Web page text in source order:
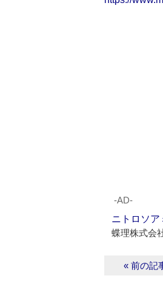
‐AD‐
ニトロソ
蝶理株式会
« 前の記